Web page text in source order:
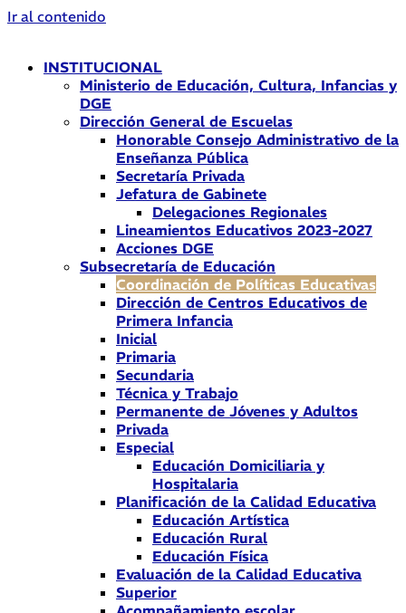
Ir al contenido
INSTITUCIONAL
Ministerio de Educación, Cultura, Infancias y
DGE
Dirección General de Escuelas
Honorable Consejo Administrativo de la
Enseñanza Pública
Secretaría Privada
Jefatura de Gabinete
Delegaciones Regionales
Lineamientos Educativos 2023-2027
Acciones DGE
Subsecretaría de Educación
Coordinación de Políticas Educativas
Dirección de Centros Educativos de
Primera Infancia
Inicial
Primaria
Secundaria
Técnica y Trabajo
Permanente de Jóvenes y Adultos
Privada
Especial
Educación Domiciliaria y
Hospitalaria
Planificación de la Calidad Educativa
Educación Artística
Educación Rural
Educación Física
Evaluación de la Calidad Educativa
Superior